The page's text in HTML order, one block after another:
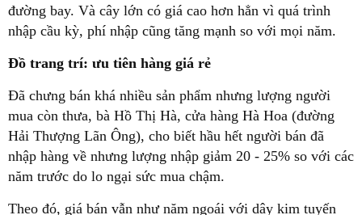
đường bay. Và cây lớn có giá cao hơn hẳn vì quá trình
nhập cầu kỳ, phí nhập cũng tăng mạnh so với mọi năm.
Đồ trang trí: ưu tiên hàng giá rẻ
Đã chưng bán khá nhiều sản phẩm nhưng lượng người
mua còn thưa, bà Hồ Thị Hà, cửa hàng Hà Hoa (đường
Hải Thượng Lãn Ông), cho biết hầu hết người bán đã
nhập hàng về nhưng lượng nhập giảm 20 - 25% so với các
năm trước do lo ngại sức mua chậm.
Theo đó, giá bán vẫn như năm ngoái với dây kim tuyến